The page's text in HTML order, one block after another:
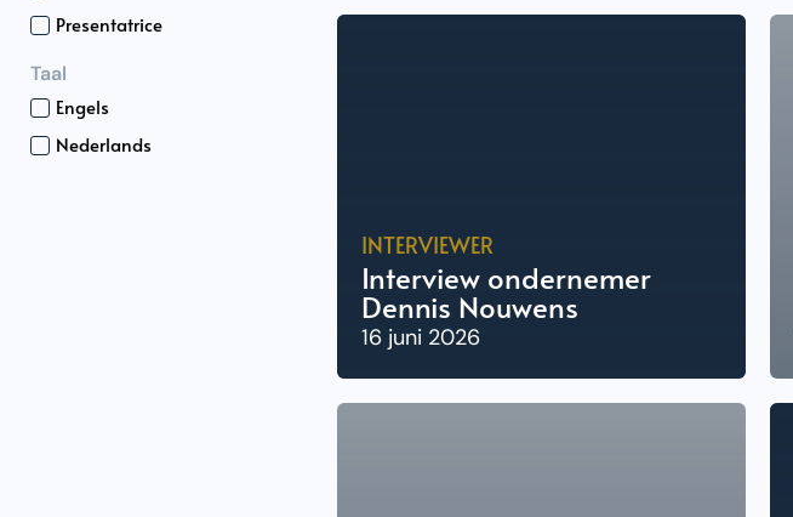
Presentatrice
Taal
Engels
Nederlands
INTERVIEWER
Interview ondernemer
Dennis Nouwens
16 juni 2026